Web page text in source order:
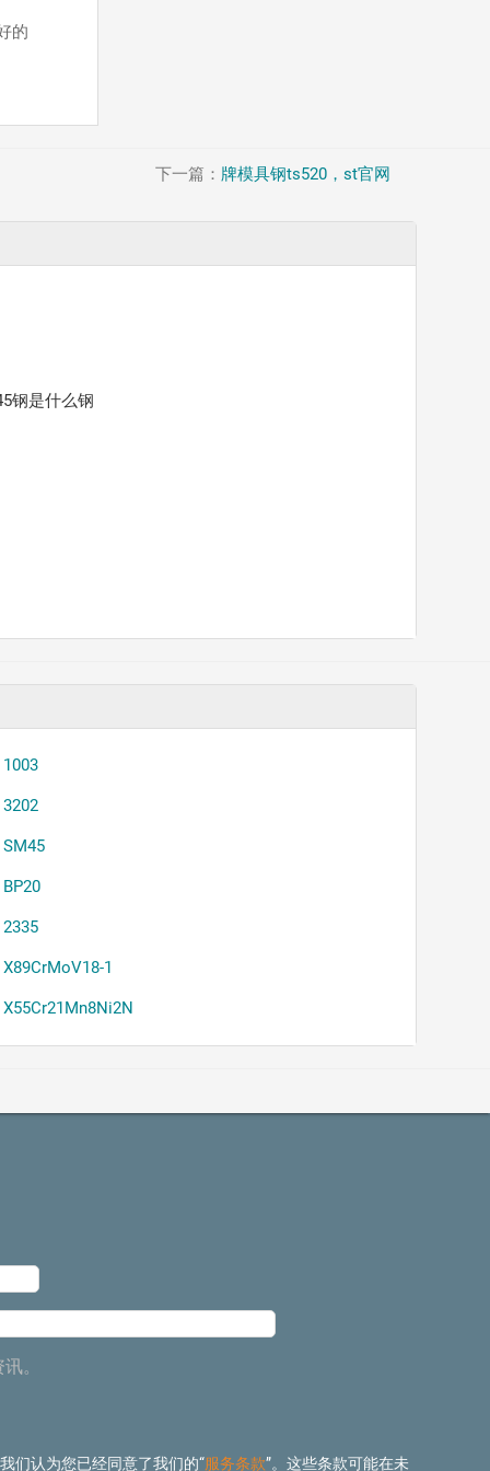
的
下一篇： 牌模具钢ts520，st官网
钢是什么钢
1003
3202
SM45
BP20
2335
X89CrMoV18-1
X55Cr21Mn8Ni2N
。
们认为您已经同意了我们的“服务条款”。这些条款可能在未